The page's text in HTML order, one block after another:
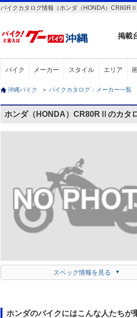
バイクカタログ情報（ホンダ（HONDA）CR80RⅡ
掲載
バイク メーカー スタイル エリア
沖縄バイク ＞ バイクカタログ：メーカー一覧
ホンダ（HONDA）CR80RⅡのカタ
スペック情報を見る
ホンダのバイクにはこんな人たちが